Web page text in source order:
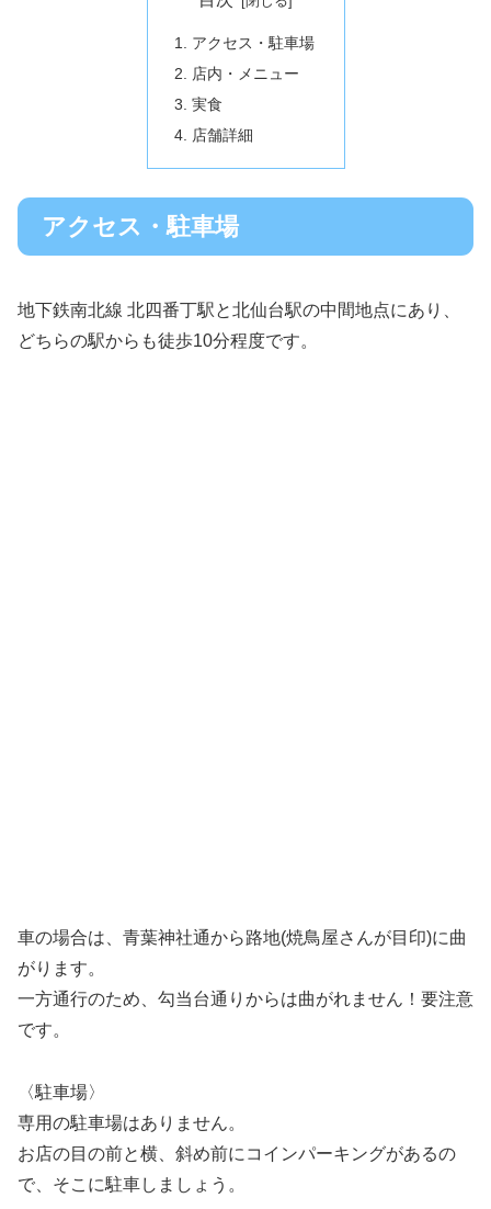
アクセス・駐車場
店内・メニュー
実食
店舗詳細
アクセス・駐車場
地下鉄南北線 北四番丁駅と北仙台駅の中間地点にあり、
どちらの駅からも徒歩10分程度です。
車の場合は、青葉神社通から路地(焼鳥屋さんが目印)に曲
がります。
一方通行のため、勾当台通りからは曲がれません！要注意
です。
〈駐車場〉
専用の駐車場はありません。
お店の目の前と横、斜め前にコインパーキングがあるの
で、そこに駐車しましょう。